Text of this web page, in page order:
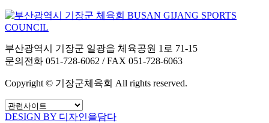
부산광역시 기장군 일광읍 체육공원 1로 71-15
문의전화 051-728-6062 / FAX 051-728-6063
Copyright © 기장군체육회 All rights reserved.
DESIGN BY 디자인을담다